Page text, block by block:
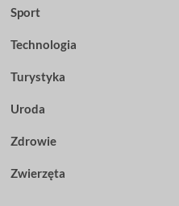
Sport
Technologia
Turystyka
Uroda
Zdrowie
Zwierzęta